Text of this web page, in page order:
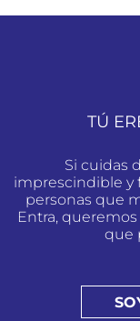
TÚ
Si cuidas
imprescindible y
personas que
Entra,
que